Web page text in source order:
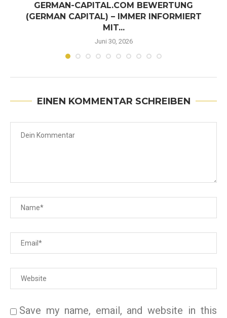
GERMAN-CAPITAL.COM BEWERTUNG
(GERMAN CAPITAL) – IMMER INFORMIERT
MIT...
Juni 30, 2026
EINEN KOMMENTAR SCHREIBEN
Save my name, email, and website in this